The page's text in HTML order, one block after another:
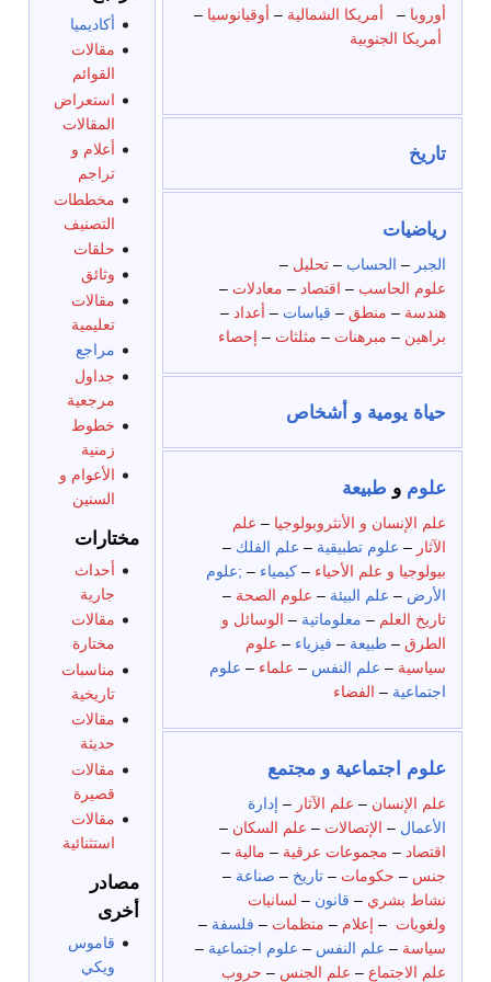
أكاديميا
مقالات
القوائم
استعراض
المقالات
أعلام و
تراجم
مخططات
التصنيف
حلقات
وثائق
مقالات
تعليمية
مراجع
جداول
مرجعية
خطوط
زمنية
الأعوام و
السنين
مختارات
أحداث
جارية
مقالات
مختارة
مناسبات
تاريخية
مقالات
حديثة
مقالات
قصيرة
مقالات
استثنائية
مصادر
أخرى
قاموس
ويكي
أوروبا – أمريكا الشمالية – أوقيانوسيا –
أمريكا الجنوبية
تاريخ
رياضيات
الجبر – الحساب – تحليل –
علوم الحاسب – اقتصاد – معادلات –
هندسة – منطق – قياسات – أعداد –
براهين – مبرهنات – مثلثات – إحصاء
حياة يومية و أشخاص
علوم و طبيعة
علم الإنسان و الأنثروبولوجيا – علم
الآثار – علوم تطبيقية – علم الفلك –
بيولوجيا و علم الأحياء – كيمياء – ;علوم
الأرض – علم البيئة – علوم الصحة –
تاريخ العلم – معلوماتية – الوسائل و
الطرق – طبيعة – فيزياء – علوم
سياسية – علم النفس – علماء – علوم
اجتماعية – الفضاء
علوم اجتماعية و مجتمع
علم الإنسان – علم الآثار – إدارة
الأعمال – الإتصالات – علم السكان –
اقتصاد – مجموعات عرقية – مالية –
جنس – حكومات – تاريخ – صناعة –
نشاط بشري – قانون – لسانيات
ولغويات – إعلام – منظمات – فلسفة –
سياسة – علم النفس – علوم اجتماعية –
علم الاجتماع – علم الجنس – حروب